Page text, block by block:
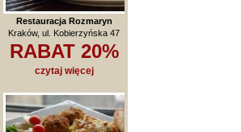
Restauracja Rozmaryn
Kraków, ul. Kobierzyńska 47
RABAT 20%
czytaj więcej